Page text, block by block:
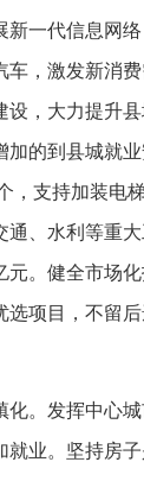
新一代信息网
车，激发新消
设，大力提升
加的到县城就
，支持加装电
通、水利等重
元。健全市场
选项目，不留
化。发挥中心
就业。坚持房